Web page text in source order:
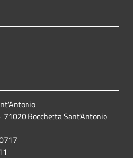
71020 Rocchetta Sant'Antonio